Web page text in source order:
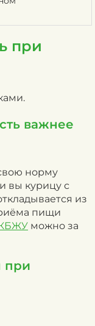
при
важнее
норму
вы курицу с
из
пищи
КБЖУ можно за
при